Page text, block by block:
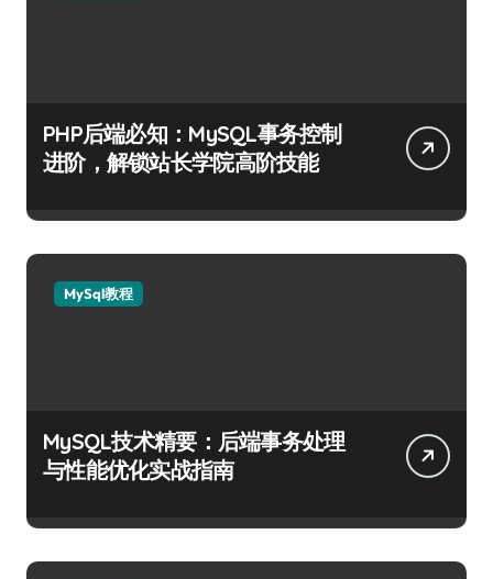
PHP后端必知：MySQL事务控制
进阶，解锁站长学院高阶技能
MySql教程
MySQL技术精要：后端事务处理
与性能优化实战指南